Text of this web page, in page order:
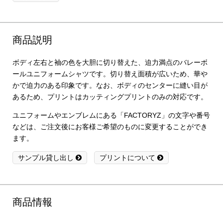
商品説明
ボディ左右と袖の色を大胆に切り替えた、迫力満点のバレーボ
ールユニフォームシャツです。切り替え面積が広いため、華や
かで迫力のある印象です。なお、ボディのセンターに縫い目が
あるため、プリントはカッティングプリントのみの対応です。
ユニフォームやエンブレムにある「FACTORYZ」の文字や番号
などは、ご注文後にお客様ご希望のものに変更することができ
ます。
サンプル貸し出し プリントについて
商品情報